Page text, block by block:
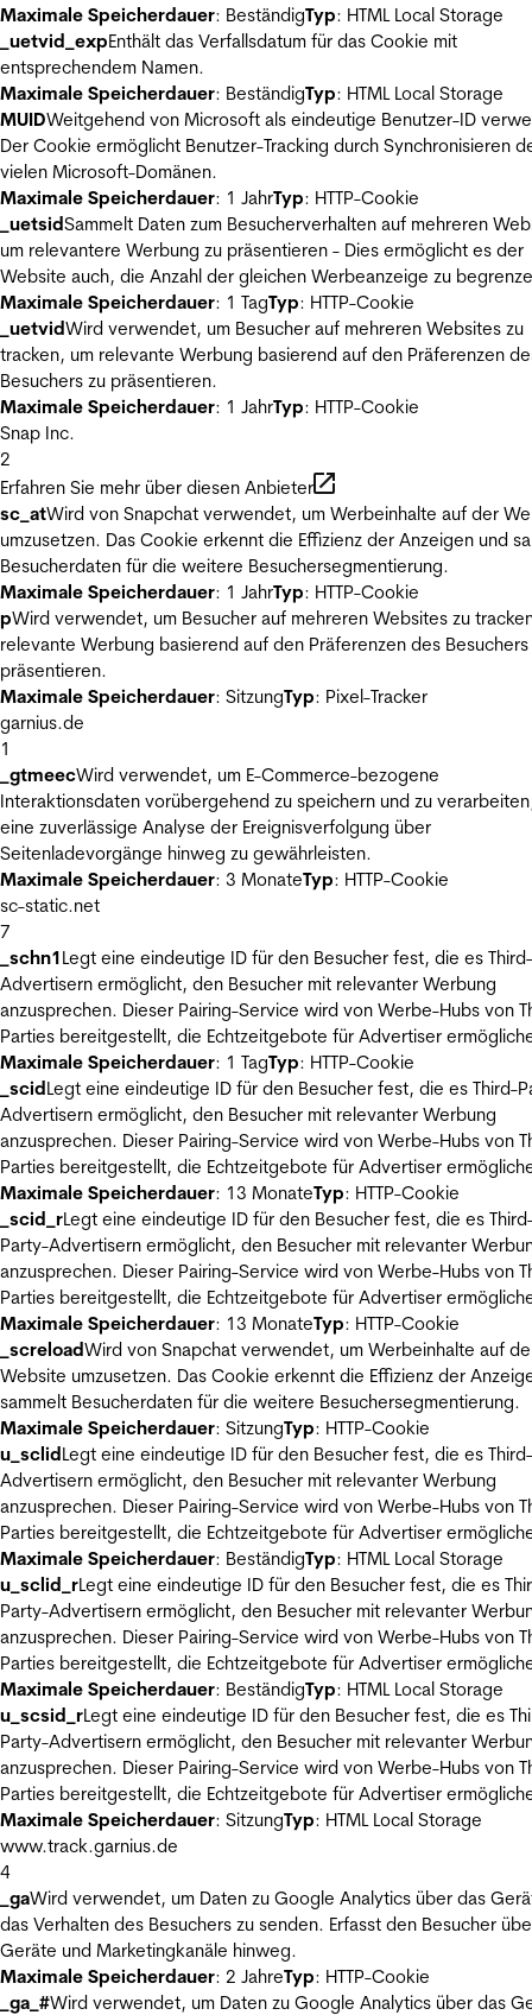
Maximale Speicherdauer: BeständigTyp: HTML Local Storage
_uetvid_expEnthält das Verfallsdatum für das Cookie mit
entsprechendem Namen.
Maximale Speicherdauer: BeständigTyp: HTML Local Storage
MUIDWeitgehend von Microsoft als eindeutige Benutzer-ID
Der Cookie ermöglicht Benutzer-Tracking durch Synchronisieren
vielen Microsoft-Domänen.
Maximale Speicherdauer: 1 JahrTyp: HTTP-Cookie
_uetsidSammelt Daten zum Besucherverhalten auf mehreren
um relevantere Werbung zu präsentieren - Dies ermöglicht es der
Website auch, die Anzahl der gleichen Werbeanzeige zu
Maximale Speicherdauer: 1 TagTyp: HTTP-Cookie
_uetvidWird verwendet, um Besucher auf mehreren Websites zu
tracken, um relevante Werbung basierend auf den Präferenzen
Besuchers zu präsentieren.
Maximale Speicherdauer: 1 JahrTyp: HTTP-Cookie
Snap Inc.
2
Erfahren Sie mehr über diesen Anbieter
sc_atWird von Snapchat verwendet, um Werbeinhalte auf der
umzusetzen. Das Cookie erkennt die Effizienz der Anzeigen und
Besucherdaten für die weitere Besuchersegmentierung.
Maximale Speicherdauer: 1 JahrTyp: HTTP-Cookie
pWird verwendet, um Besucher auf mehreren Websites zu
relevante Werbung basierend auf den Präferenzen des Besuchers
präsentieren.
Maximale Speicherdauer: SitzungTyp: Pixel-Tracker
garnius.de
1
_gtmeecWird verwendet, um E-Commerce-bezogene
Interaktionsdaten vorübergehend zu speichern und zu
eine zuverlässige Analyse der Ereignisverfolgung über
Seitenladevorgänge hinweg zu gewährleisten.
Maximale Speicherdauer: 3 MonateTyp: HTTP-Cookie
sc-static.net
7
_schn1Legt eine eindeutige ID für den Besucher fest, die es
Advertisern ermöglicht, den Besucher mit relevanter Werbung
anzusprechen. Dieser Pairing-Service wird von Werbe-Hubs von
Parties bereitgestellt, die Echtzeitgebote für Advertiser
Maximale Speicherdauer: 1 TagTyp: HTTP-Cookie
_scidLegt eine eindeutige ID für den Besucher fest, die es Third-
Advertisern ermöglicht, den Besucher mit relevanter Werbung
anzusprechen. Dieser Pairing-Service wird von Werbe-Hubs von
Parties bereitgestellt, die Echtzeitgebote für Advertiser
Maximale Speicherdauer: 13 MonateTyp: HTTP-Cookie
_scid_rLegt eine eindeutige ID für den Besucher fest, die es
Party-Advertisern ermöglicht, den Besucher mit relevanter
anzusprechen. Dieser Pairing-Service wird von Werbe-Hubs von
Parties bereitgestellt, die Echtzeitgebote für Advertiser
Maximale Speicherdauer: 13 MonateTyp: HTTP-Cookie
_screloadWird von Snapchat verwendet, um Werbeinhalte auf
Website umzusetzen. Das Cookie erkennt die Effizienz der
sammelt Besucherdaten für die weitere Besuchersegmentierung.
Maximale Speicherdauer: SitzungTyp: HTTP-Cookie
u_sclidLegt eine eindeutige ID für den Besucher fest, die es
Advertisern ermöglicht, den Besucher mit relevanter Werbung
anzusprechen. Dieser Pairing-Service wird von Werbe-Hubs von
Parties bereitgestellt, die Echtzeitgebote für Advertiser
Maximale Speicherdauer: BeständigTyp: HTML Local Storage
u_sclid_rLegt eine eindeutige ID für den Besucher fest, die es
Party-Advertisern ermöglicht, den Besucher mit relevanter
anzusprechen. Dieser Pairing-Service wird von Werbe-Hubs von
Parties bereitgestellt, die Echtzeitgebote für Advertiser
Maximale Speicherdauer: BeständigTyp: HTML Local Storage
u_scsid_rLegt eine eindeutige ID für den Besucher fest, die es
Party-Advertisern ermöglicht, den Besucher mit relevanter
anzusprechen. Dieser Pairing-Service wird von Werbe-Hubs von
Parties bereitgestellt, die Echtzeitgebote für Advertiser
Maximale Speicherdauer: SitzungTyp: HTML Local Storage
www.track.garnius.de
4
_gaWird verwendet, um Daten zu Google Analytics über das
das Verhalten des Besuchers zu senden. Erfasst den Besucher
Geräte und Marketingkanäle hinweg.
Maximale Speicherdauer: 2 JahreTyp: HTTP-Cookie
_ga_#Wird verwendet, um Daten zu Google Analytics über das